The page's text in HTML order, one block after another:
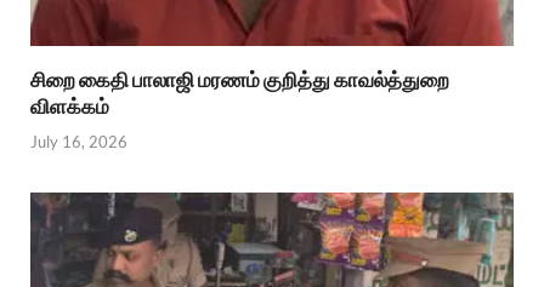
சிறை கைதி பாலாஜி மரணம் குறித்து காவல்த்துறை
விளக்கம்
July 16, 2026